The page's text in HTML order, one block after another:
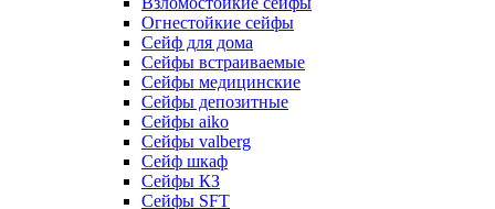
Огнестойкие сейфы
Cейф для дома
Сейфы встраиваемые
Сейфы медицинские
Сейфы депозитные
Сейфы aiko
Сейфы valberg
Сейф шкаф
Сейфы КЗ
Сейфы SFT